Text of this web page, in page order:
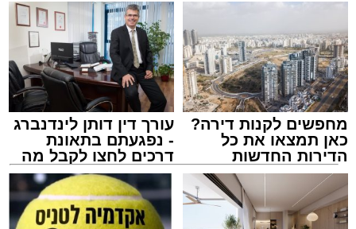
המרכז למורשת
מנהל האתר / 10:42 06.08.26
מחפשים לקנות דירה?
כאן תמצאו את כל
הדירות החדשות
למכירה באשדוד >>>
עורך דין דותן לינדנברג
- נפגעתם בתאונת
דרכים לחצו לקבל מה
שמגיע לכם